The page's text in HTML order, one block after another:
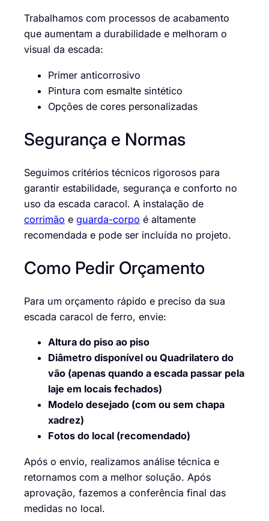
Trabalhamos com processos de acabamento
que aumentam a durabilidade e melhoram o
visual da escada:
Primer anticorrosivo
Pintura com esmalte sintético
Opções de cores personalizadas
Segurança e Normas
Seguimos critérios técnicos rigorosos para
garantir estabilidade, segurança e conforto no
uso da escada caracol. A instalação de
corrimão e guarda-corpo é altamente
recomendada e pode ser incluída no projeto.
Como Pedir Orçamento
Para um orçamento rápido e preciso da sua
escada caracol de ferro, envie:
Altura do piso ao piso
Diâmetro disponível ou Quadrilatero do
vão (apenas quando a escada passar pela
laje em locais fechados)
Modelo desejado (com ou sem chapa
xadrez)
Fotos do local (recomendado)
Após o envio, realizamos análise técnica e
retornamos com a melhor solução. Após
aprovação, fazemos a conferência final das
medidas no local.